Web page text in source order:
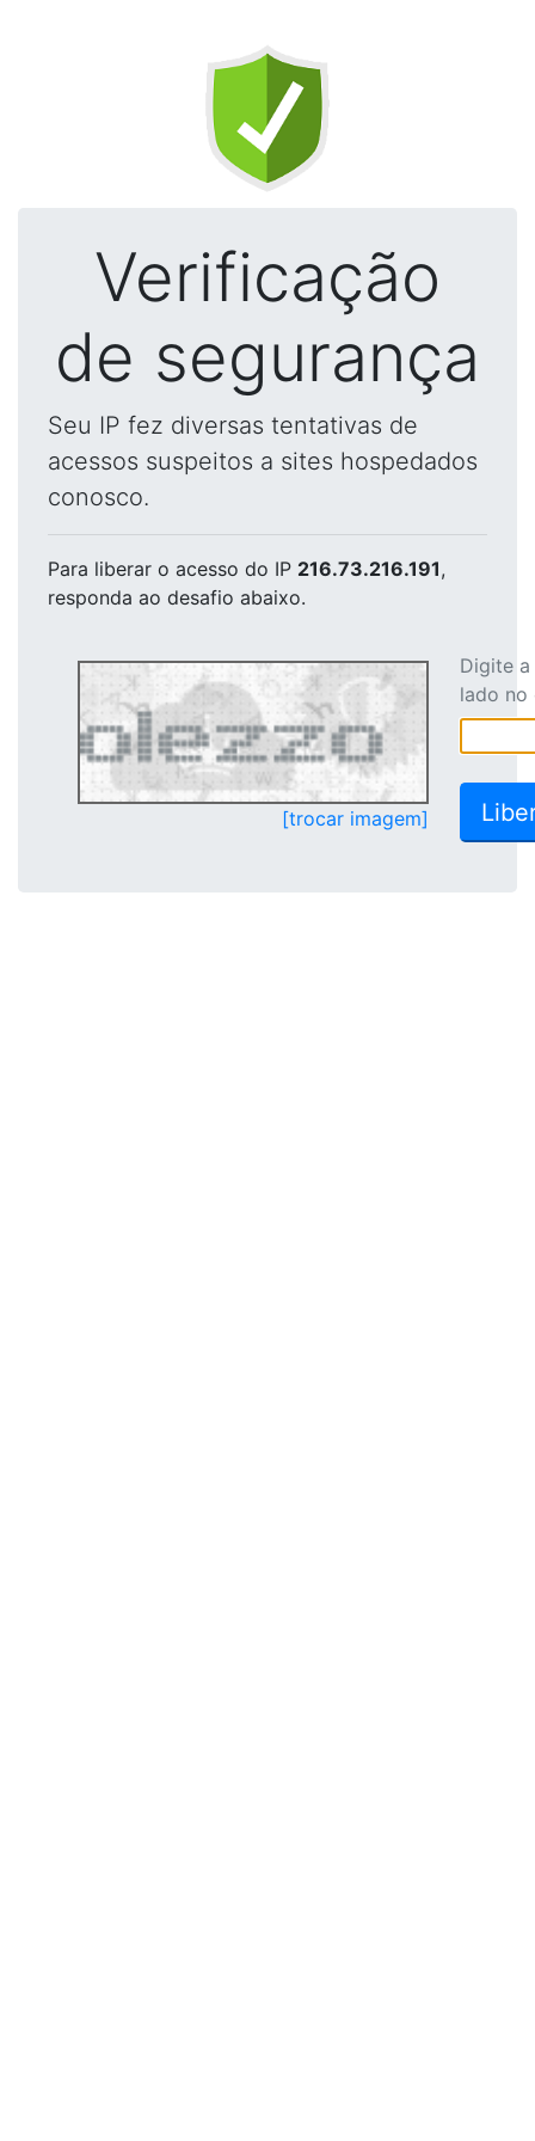
Verificação
de segurança
Seu IP fez diversas tentativas de
acessos suspeitos a sites hospedados
conosco.
Para liberar o acesso do IP 216.73.216.191,
responda ao desafio abaixo.
[trocar imagem]
Digite
lado no